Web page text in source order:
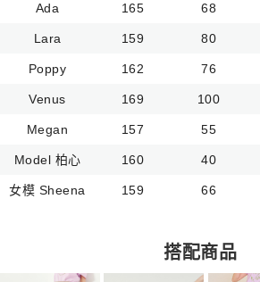
Ada 165 68
Lara 159 80
Poppy 162 76
Venus 169 100
Megan 157 55
Model 柏心 160 40
女模 Sheena 159 66
搭配商品